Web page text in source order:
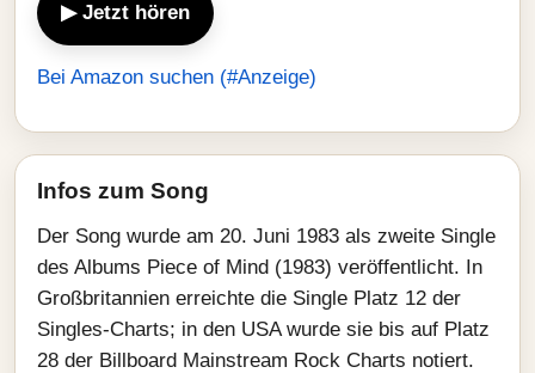
▶ Jetzt hören
Bei Amazon suchen (#Anzeige)
Infos zum Song
Der Song wurde am 20. Juni 1983 als zweite Single
des Albums Piece of Mind (1983) veröffentlicht. In
Großbritannien erreichte die Single Platz 12 der
Singles-Charts; in den USA wurde sie bis auf Platz
28 der Billboard Mainstream Rock Charts notiert.